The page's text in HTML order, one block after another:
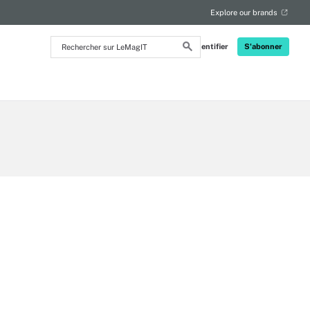
Rechercher
sur
S'identifier S'abonner
Explore our brands